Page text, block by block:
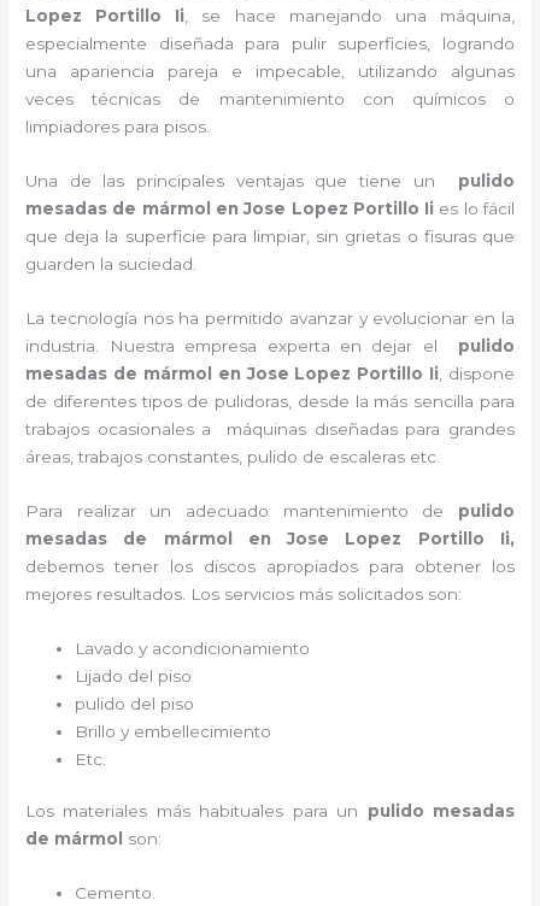
Lopez Portillo Ii , se hace manejando una máquina,
especialmente diseñada para pulir superficies, logrando
una apariencia pareja e impecable, utilizando algunas
veces técnicas de mantenimiento con químicos o
limpiadores para pisos.
Una de las principales ventajas que tiene un pulido
mesadas de mármol
en Jose Lopez Portillo Ii es lo fácil
que deja la superficie para limpiar, sin grietas o fisuras que
guarden la suciedad.
La tecnología nos ha permitido avanzar y evolucionar en la
industria. Nuestra empresa experta en dejar el pulido
mesadas de mármol
en Jose Lopez Portillo Ii , dispone
de diferentes tipos de pulidoras, desde la más sencilla para
trabajos ocasionales a máquinas diseñadas para grandes
áreas, trabajos constantes, pulido de escaleras etc.
Para realizar un adecuado mantenimiento de pulido
mesadas de mármol en Jose Lopez Portillo Ii,
debemos tener los discos apropiados para obtener los
mejores resultados. Los servicios más solicitados son:
Lavado y acondicionamiento
Lijado del piso
pulido del piso
Brillo y embellecimiento
Etc.
Los materiales más habituales para un pulido mesadas
de mármol
son:
Cemento.